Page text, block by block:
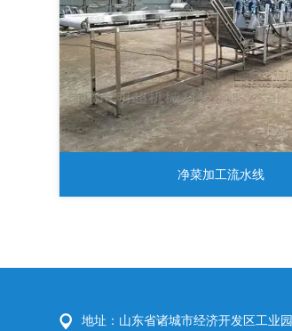
净菜加工流水线
地址：山东省诸城市经济开发区工业园